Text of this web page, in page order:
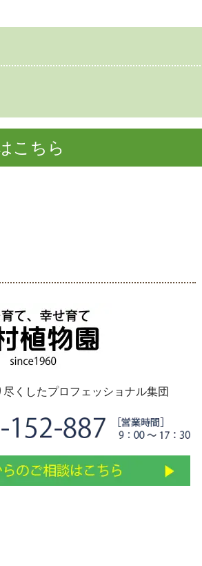
こちら
くしたプロフェッショナル集団